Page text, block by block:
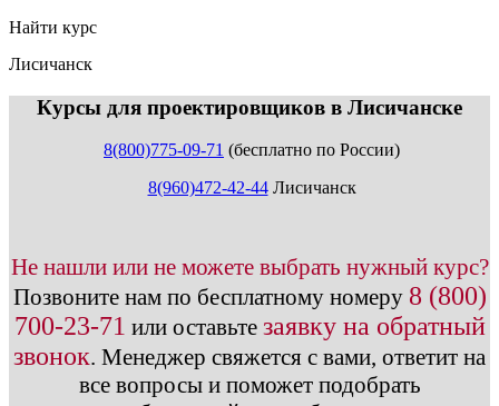
Найти курс
Лисичанск
Курсы для проектировщиков в Лисичанске
8(800)775-09-71 (бесплатно по России)
8(960)472-42-44Лисичанск
Не нашли или не можете выбрать нужный курс?
Позвоните нам по бесплатному номеру 8 (800)
700-23-71 или оставьте заявку на обратный
звонок. Менеджер свяжется с вами, ответит на
все вопросы и поможет подобрать